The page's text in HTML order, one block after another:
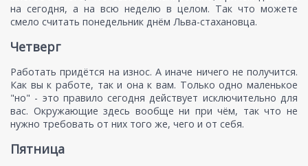
на сегодня, а на всю неделю в целом. Так что можете
смело считать понедельник днём Льва-стахановца.
Четверг
Работать придётся на износ. А иначе ничего не получится.
Как вы к работе, так и она к вам. Только одно маленькое
"но" - это правило сегодня действует исключительно для
вас. Окружающие здесь вообще ни при чём, так что не
нужно требовать от них того же, чего и от себя.
Пятница